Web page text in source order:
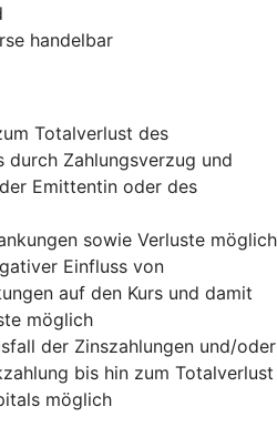
handelbar
Totalverlust des
durch Zahlungsverzug und
Emittentin oder des
sowie Verluste möglich
Einfluss von
auf den Kurs und damit
möglich
der Zinszahlungen und/oder
bis hin zum Totalverlust
möglich